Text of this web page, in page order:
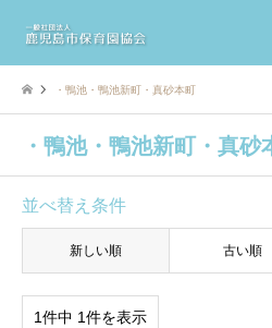
・鴨池・鴨池新町・真砂本町
・鴨池・鴨池新町・真砂
並べ替え条件
新しい順 古い順
1件中 1件を表示